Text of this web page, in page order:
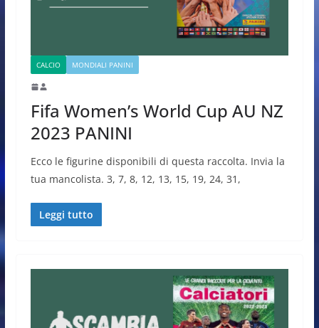
CALCIO MONDIALI PANINI
Fifa Women’s World Cup AU NZ
2023 PANINI
Ecco le figurine disponibili di questa raccolta. Invia la
tua mancolista. 3, 7, 8, 12, 13, 15, 19, 24, 31,
Leggi tutto